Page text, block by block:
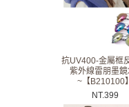
抗UV400-金屬框
紫外線雷朋墨
~【B210100】
NT.399